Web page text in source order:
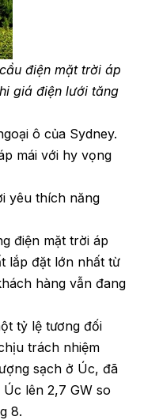
điện mặt trời áp
giá điện lưới tăng
ô của Sydney.
mái với hy vọng
yêu thích năng
điện mặt trời áp
lắp đặt lớn nhất từ
hàng vẫn đang
tỷ lệ tương đối
trách nhiệm
sạch ở Úc, đã
lên 2,7 GW so
8.